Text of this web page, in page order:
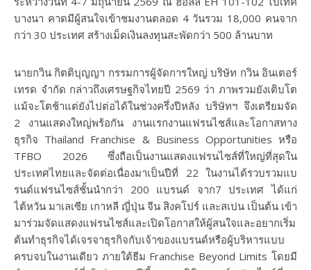
บางนา คาดมีผู้สนใจเข้าชมงานตลอด 4 วันรวม 18,000 คนจาก
กว่า 30 ประเทศ สร้างเม็ดเงินลงทุนสะพัดกว่า 500 ล้านบาท
นายกวิน กิตติบุญญา กรรมการผู้จัดการใหญ่ บริษัท กวิน อินเตอร์
เทรด จำกัด กล่าวถึงเศรษฐกิจไทยปี 2569 ว่า ภาพรวมยังเติบโต
แม้จะโตช้าแต่ยังไปต่อได้ในช่วงครึ่งปีหลัง บริษัทฯ จึงเตรียมจัด
2 งานแสดงใหญ่พร้อกัน งานแรกงานแฟรนไชส์และโอกาสทาง
ธุรกิจ Thailand Franchise & Business Opportunities หรือ
TFBO 2026 ซึ่งถือเป็นงานแสดงแฟรนไซส์ที่ใหญ่ที่สุดใน
ประเทศไทยและจัดต่อเนื่องมาเป็นปีที่ 22 ในงานได้รวบรวมแบ
รนด์แฟรนไซส์ชั้นนำกว่า 200 แบรนด์ จาก7 ประเทศ ได้แก่
ไต้หวัน มาเลเซีย เกาหลี ญี่ปุ่น จีน สิงคโปร์ และสเปน เป็นต้น เข้า
มาร่วมจัดแสดงแฟรนไชส์และเปิดโอกาสให้ผู้สนใจและอยากเริ่ม
ต้นทำธุรกิจได้เจรจาธุรกิจกับเจ้าของแบรนด์หรือผู้บริหารแบบ
ครบจบในงานเดียว ภายใต้ธีม Franchise Beyond Limits โดยมี